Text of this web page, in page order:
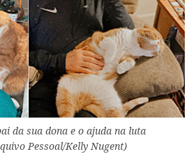
da sua dona e o ajuda na luta
Pessoal/Kelly Nugent)